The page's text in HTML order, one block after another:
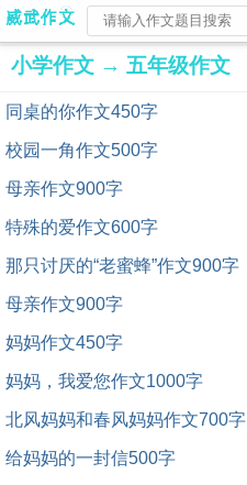
小学作文 → 五年级作文
同桌的你作文450字
校园一角作文500字
母亲作文900字
特殊的爱作文600字
那只讨厌的“老蜜蜂”作文900字
母亲作文900字
妈妈作文450字
妈妈，我爱您作文1000字
北风妈妈和春风妈妈作文700字
给妈妈的一封信500字